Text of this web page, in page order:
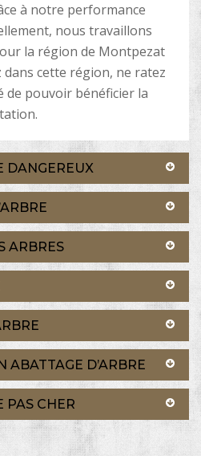
à notre performance
nous travaillons
la région de Montpezat
dans cette région, ne ratez
pouvoir bénéficier la
DANGEREUX
ARBRES
ABATTAGE D’ARBRE
PAS CHER